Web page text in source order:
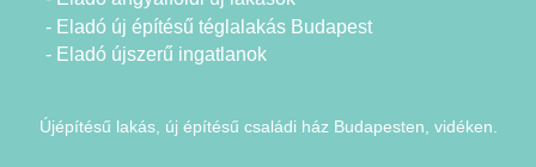
- Eladó új építésű téglalakás Budapest
- Eladó újszerű ingatlanok
Újépítésű lakás, új építésű családi ház Budapesten, vidéken.